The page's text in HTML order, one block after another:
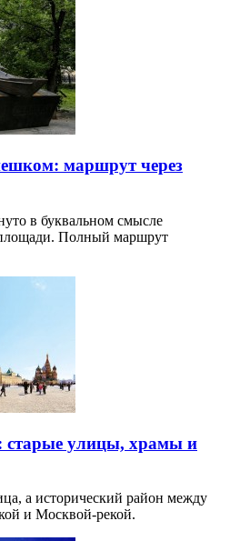
маршрут через
в буквальном смысле
Полный маршрут
старые улицы, храмы и
а исторический район между
и Москвой-рекой.